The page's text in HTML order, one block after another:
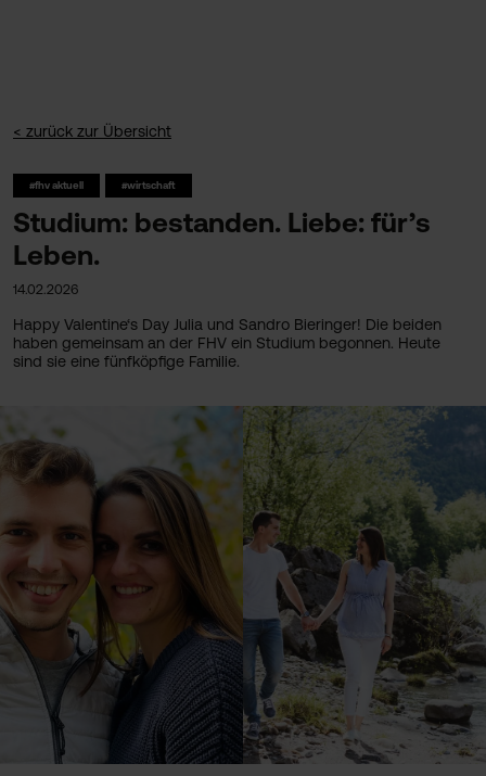
< zurück zur Übersicht
#fhv aktuell #wirtschaft
Studium: bestanden. Liebe: für’s
Leben.
14.02.2026
Happy Valentine‘s Day Julia und Sandro Bieringer! Die beiden
haben gemeinsam an der FHV ein Studium begonnen. Heute
sind sie eine fünfköpfige Familie.